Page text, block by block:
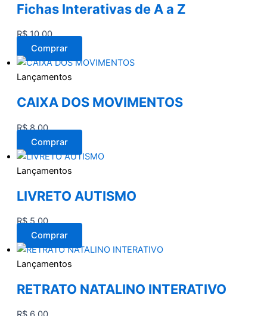
Fichas Interativas de A a Z
R$10,00
Comprar
Lançamentos
CAIXA DOS MOVIMENTOS
R$8,00
Comprar
Lançamentos
LIVRETO AUTISMO
R$5,00
Comprar
Lançamentos
RETRATO NATALINO INTERATIVO